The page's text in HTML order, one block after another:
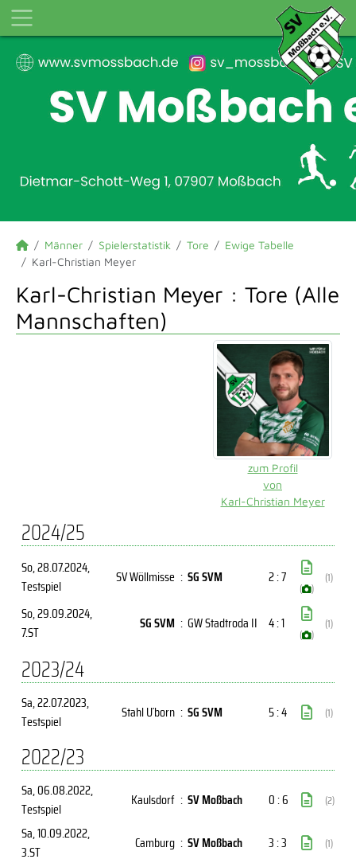
Männer Spielerstatistik Tore
Ewige Tabelle
Karl-Christian Meyer
Karl-Christian Meyer : Tore (Alle
Mannschaften)
zum Profil
von
Karl-Christian Meyer
2024/25
So, 28.07.2024,
Testspiel
SV Wöllmisse : SG SVM 2 : 7
( )
(1)
So, 29.09.2024,
7.ST
SG SVM : GW Stadtroda II 4 : 1
( )
(1)
2023/24
Sa, 22.07.2023,
Testspiel
Stahl U´born : SG SVM 5 : 4 (1)
2022/23
Sa, 06.08.2022,
Testspiel
Kaulsdorf : SV Moßbach 0 : 6 (2)
Sa, 10.09.2022,
3.ST
Camburg : SV Moßbach 3 : 3 (1)